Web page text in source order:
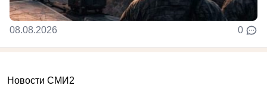
08.08.2026 0
Новости СМИ2